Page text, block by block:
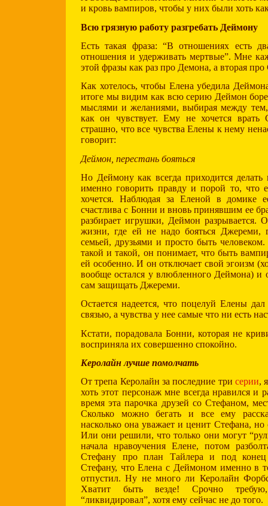
и кровь вампиров, чтобы у них были хоть
Всю грязную работу разгребать Деймону
Есть такая фраза: “В отношениях есть
отношения и удерживать мертвые”. Мне
этой фразы как раз про Демона, а вторая про
Как хотелось, чтобы Елена убедила
итоге мы видим как всю серию Деймон
мыслями и желаниями, выбирая между
как он чувствует. Ему не хочется врать
страшно, что все чувства Елены к нему
говорит:
Деймон, перестань бояться
Но Деймону как всегда приходится делать
именно говорить правду и порой то, что
хочется. Наблюдая за Еленой в домике
счастлива с Бонни и вновь принявшим ее
разбирает игрушки, Деймон разрывается.
жизни, где ей не надо бояться Джереми,
семьей, друзьями и просто быть
такой и такой, он понимает, что быть
ей особенно. И он отключает свой эгоизм
вообще остался у влюбленного Деймона) и
сам защищать Джереми.
Остается надеется, что поцелуй Елены
связью, а чувства у нее самые что ни есть
Кстати, порадовала Бонни, которая не
восприняла их совершенно спокойно.
Керолайн лучше помолчать
От трепа Керолайн за последние три серии,
хоть этот персонаж мне всегда нравился и
время эта парочка друзей со Стефаном,
Сколько можно бегать и все ему
насколько она уважает и ценит Стефана,
Или они решили, что только они могут
начала нравоучения Елене, потом
Стефану про план Тайлера и под
Стефану, что Елена с Деймоном именно в
отпустил. Ну не много ли Керолайн
Хватит быть везде! Срочно
“ликвидировал”, хотя ему сейчас не до того.